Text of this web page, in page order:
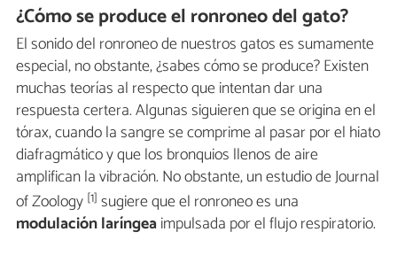
¿Cómo se produce el ronroneo del gato?
El sonido del ronroneo de nuestros gatos es sumamente
especial, no obstante, ¿sabes cómo se produce? Existen
muchas teorías al respecto que intentan dar una
respuesta certera. Algunas siguieren que se origina en el
tórax, cuando la sangre se comprime al pasar por el hiato
diafragmático y que los bronquios llenos de aire
amplifican la vibración. No obstante, un estudio de Journal
of Zoology [1] sugiere que el ronroneo es una
modulación laríngeaimpulsada por el flujo respiratorio.